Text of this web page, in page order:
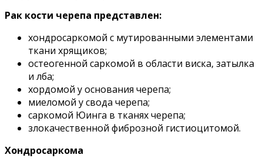
Рак кости черепа представлен:
хондросаркомой с мутированными элементами
ткани хрящиков;
остеогенной саркомой в области виска, затылка
и лба;
хордомой у основания черепа;
миеломой у свода черепа;
саркомой Юинга в тканях черепа;
злокачественной фиброзной гистиоцитомой.
Хондросаркома